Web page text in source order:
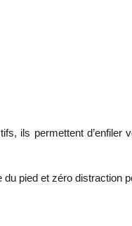
ils permettent d’enfiler
pied et zéro distraction